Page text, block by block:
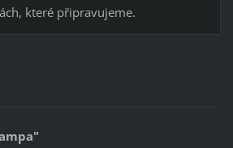
které připravujeme.